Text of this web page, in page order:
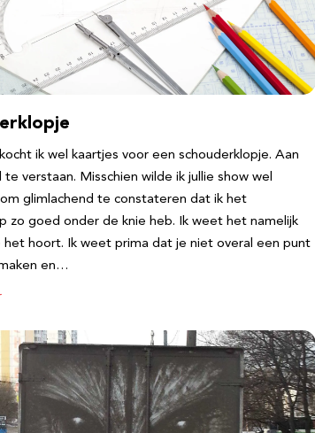
ik wel kaartjes voor een schouderklopje. Aan
te verstaan. Misschien wilde ik jullie show wel
glimlachend te constateren dat ik het
zo goed onder de knie heb. Ik weet het namelijk
het hoort. Ik weet prima dat je niet overal een punt
en…